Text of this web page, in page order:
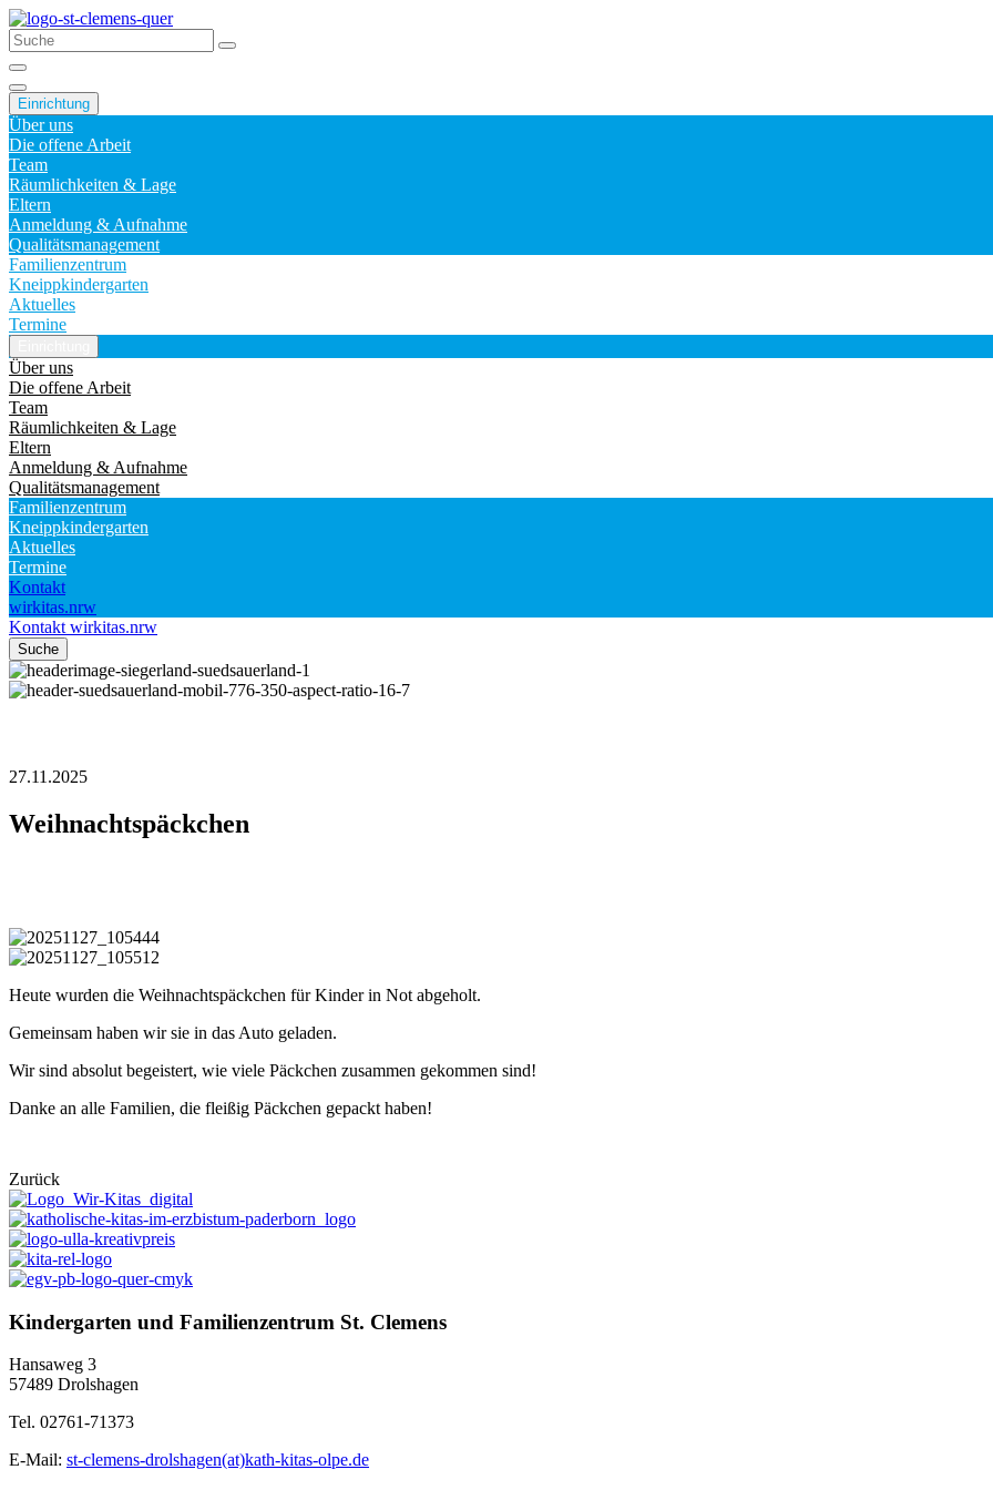
Einrichtung
Über uns
Die offene Arbeit
Team
Räumlichkeiten & Lage
Eltern
Anmeldung & Aufnahme
Qualitätsmanagement
Familienzentrum
Kneippkindergarten
Aktuelles
Termine
Über uns
Die offene Arbeit
Team
Räumlichkeiten & Lage
Eltern
Anmeldung & Aufnahme
Qualitätsmanagement
Familienzentrum
Kneippkindergarten
Aktuelles
Termine
Kontakt
wirkitas.nrw
Kontakt wirkitas.nrw
Suche
27.11.2025
Weihnachtspäckchen
Heute wurden die Weihnachtspäckchen für Kinder in Not abgeholt.
Gemeinsam haben wir sie in das Auto geladen.
Wir sind absolut begeistert, wie viele Päckchen zusammen gekommen sind!
Danke an alle Familien, die fleißig Päckchen gepackt haben!
Zurück
Kindergarten und Familienzentrum St. Clemens
Hansaweg 3
57489 Drolshagen
Tel. 02761-71373
E-Mail: st-clemens-drolshagen(at)kath-kitas-olpe.de